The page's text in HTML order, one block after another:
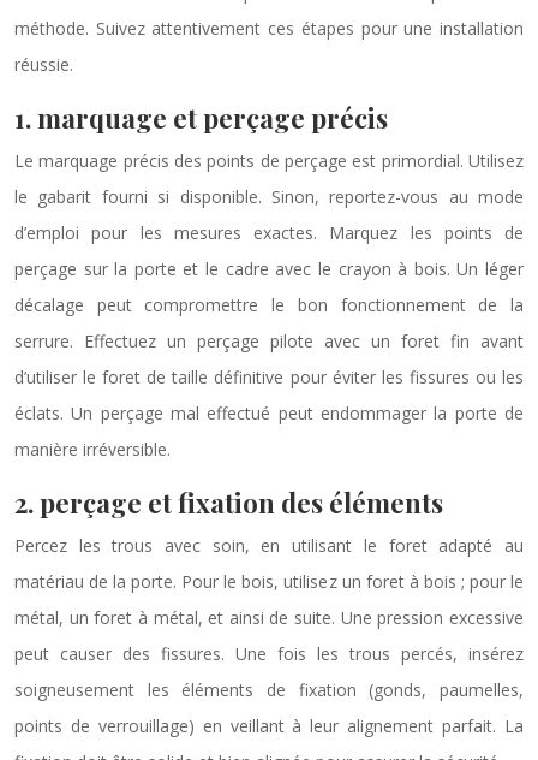
méthode. Suivez attentivement ces étapes pour une installation
réussie.
1. marquage et perçage précis
Le marquage précis des points de perçage est primordial. Utilisez
le gabarit fourni si disponible. Sinon, reportez-vous au mode
d’emploi pour les mesures exactes. Marquez les points de
perçage sur la porte et le cadre avec le crayon à bois. Un léger
décalage peut compromettre le bon fonctionnement de la
serrure. Effectuez un perçage pilote avec un foret fin avant
d’utiliser le foret de taille définitive pour éviter les fissures ou les
éclats. Un perçage mal effectué peut endommager la porte de
manière irréversible.
2. perçage et fixation des éléments
Percez les trous avec soin, en utilisant le foret adapté au
matériau de la porte. Pour le bois, utilisez un foret à bois ; pour le
métal, un foret à métal, et ainsi de suite. Une pression excessive
peut causer des fissures. Une fois les trous percés, insérez
soigneusement les éléments de fixation (gonds, paumelles,
points de verrouillage) en veillant à leur alignement parfait. La